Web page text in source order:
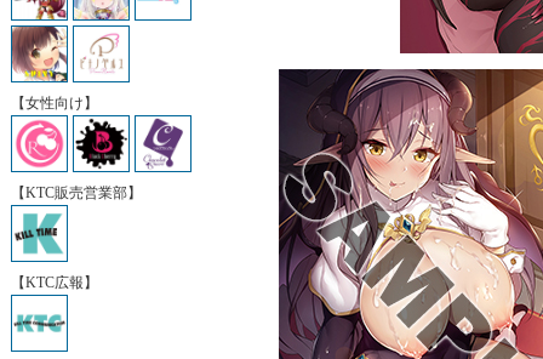
【女性向け】
【KTC販売営業部】
【KTC広報】